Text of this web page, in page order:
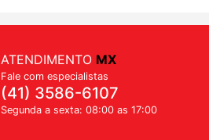
ATENDIMENTO MX
Fale com especialistas
(41) 3586-6107
Segunda a sexta: 08:00 as 17:00